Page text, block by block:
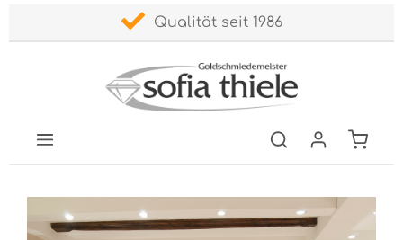
5 Sterne-Bewertung